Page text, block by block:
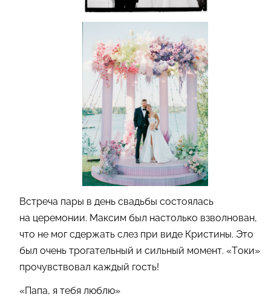
Встреча пары в день свадьбы состоялась
на церемонии. Максим был настолько взволнован,
что не мог сдержать слез при виде Кристины. Это
был очень трогательный и сильный момент. «Токи»
прочувст­вовал каждый гость!
«Папа, я тебя люблю»